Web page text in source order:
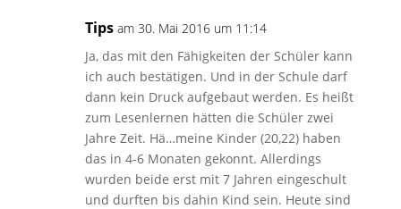
Tips am 30. Mai 2016 um 11:14
Ja, das mit den Fähigkeiten der Schüler kann
ich auch bestätigen. Und in der Schule darf
dann kein Druck aufgebaut werden. Es heißt
zum Lesenlernen hätten die Schüler zwei
Jahre Zeit. Hä…meine Kinder (20,22) haben
das in 4-6 Monaten gekonnt. Allerdings
wurden beide erst mit 7 Jahren eingeschult
und durften bis dahin Kind sein. Heute sind